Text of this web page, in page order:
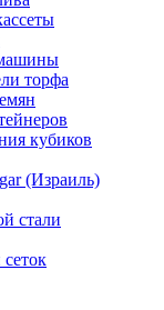
торфа
кубиков
(Израиль)
стали